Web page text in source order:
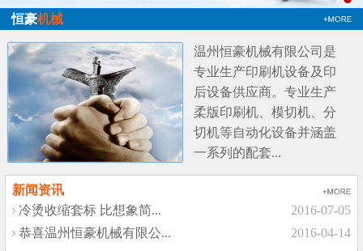
恒豪机械
温州恒豪机械有限公司是
专业生产印刷机设备及印
后设备供应商。专业生产
柔版印刷机、模切机、分
切机等自动化设备并涵盖
一系列的配套...
新闻资讯
2016-07-05
冷烫收缩套标 比想象简...
2016-04-14
恭喜温州恒豪机械有限公...